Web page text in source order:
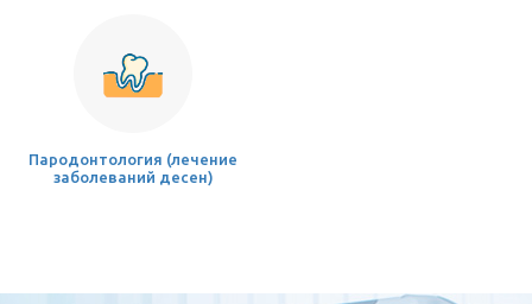
Пародонтология (лечение
заболеваний десен)